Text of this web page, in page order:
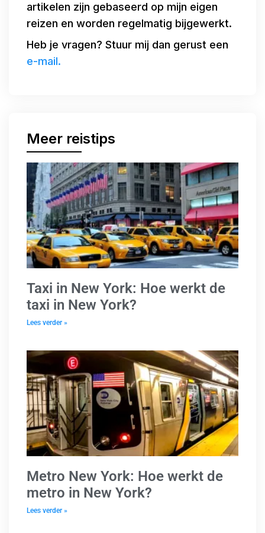
artikelen zijn gebaseerd op mijn eigen
reizen en worden regelmatig bijgewerkt.
Heb je vragen? Stuur mij dan gerust een
e-mail.
Meer reistips
Taxi in New York: Hoe werkt de
taxi in New York?
Lees verder »
Metro New York: Hoe werkt de
metro in New York?
Lees verder »